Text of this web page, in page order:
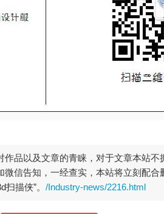
品以及文章的青睐，对于文章本站
信告知，一经查实，本站将立刻配
描侠”。 /Industry-news/2216.html